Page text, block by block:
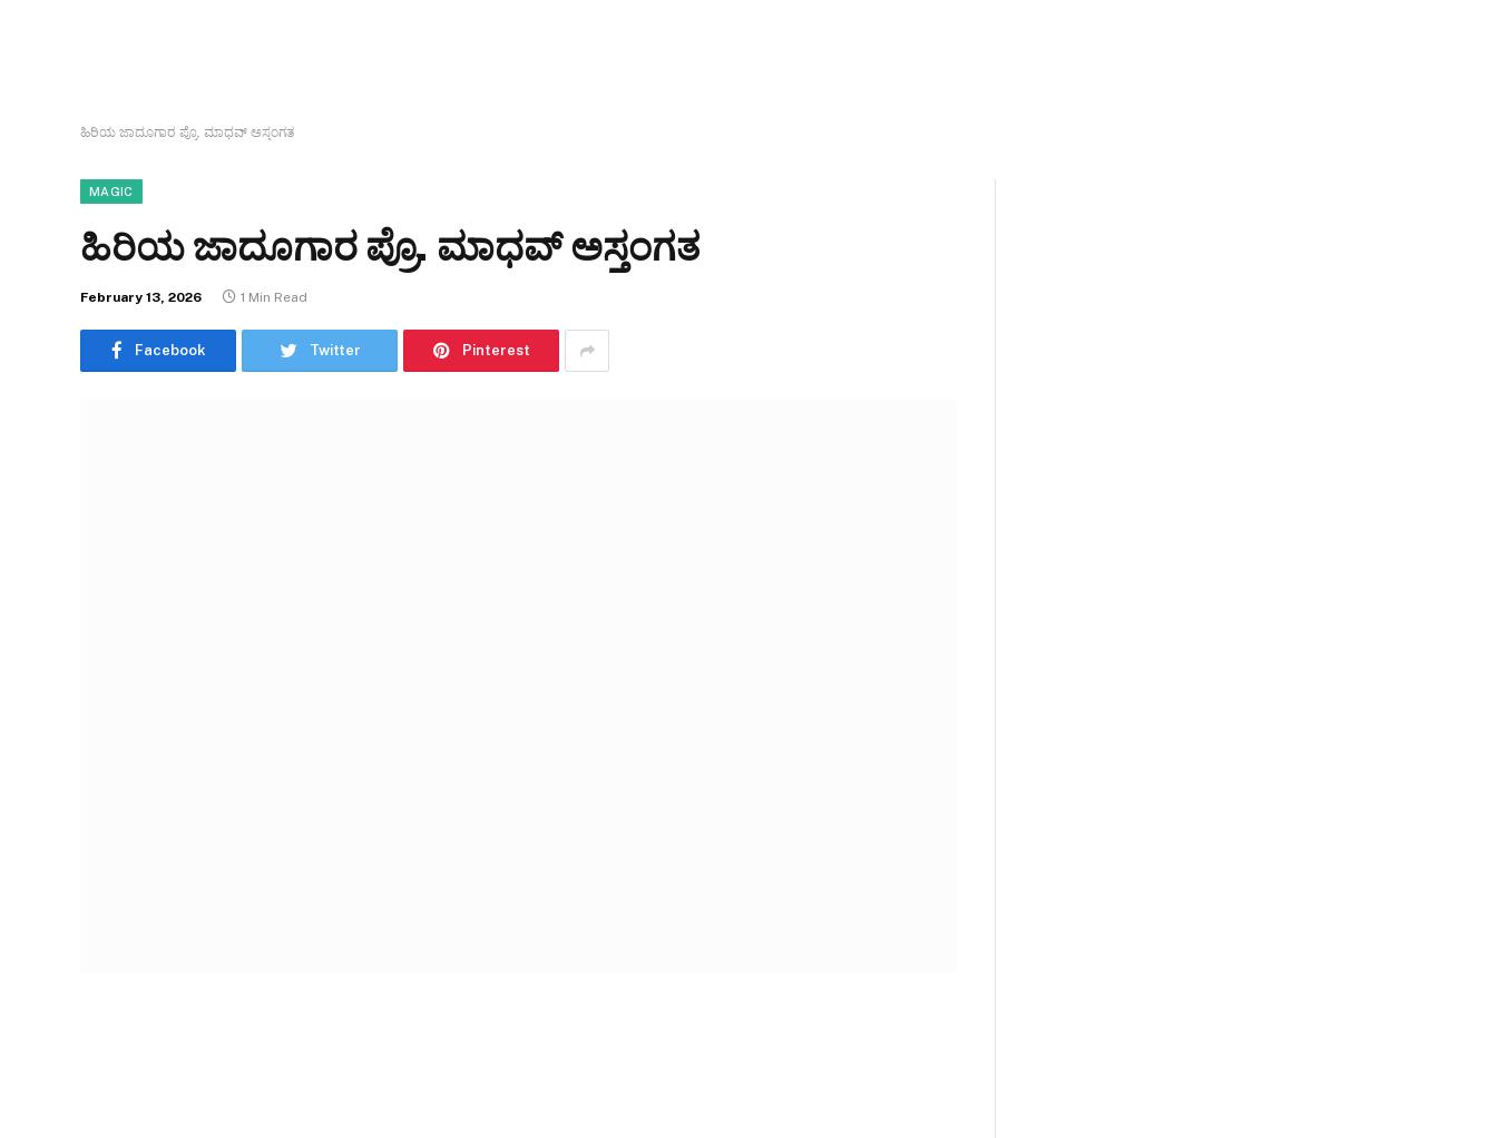
ಹಿರಿಯ ಜಾದೂಗಾರ ಪ್ರೊ. ಮಾಧವ್ ಅಸ್ತಂಗತ
MAGIC
ಹಿರಿಯ ಜಾದೂಗಾರ ಪ್ರೊ. ಮಾಧವ್ ಅಸ್ತಂಗತ
February 13, 2026 1 Min Read
Facebook Twitter Pinterest